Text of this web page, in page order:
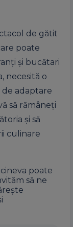
de gătit
poate
și bucătari
necesită o
adaptare
să rămâneți
și să
culinare
poate
să ne